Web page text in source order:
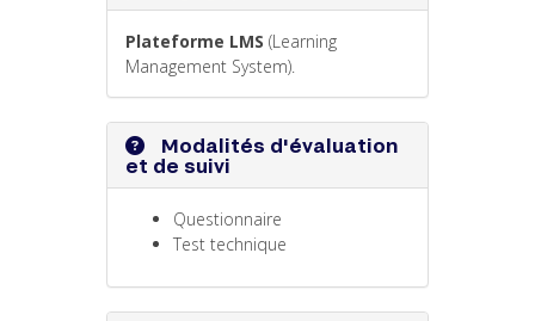
Plateforme LMS (Learning
Management System).
Modalités d'évaluation
et de suivi
Questionnaire
Test technique